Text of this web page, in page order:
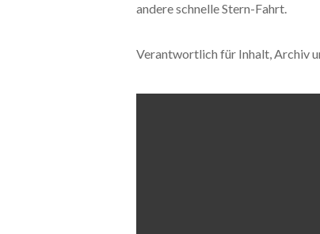
andere schnelle Stern-Fahrt.
Verantwortlich für Inhalt, Archiv